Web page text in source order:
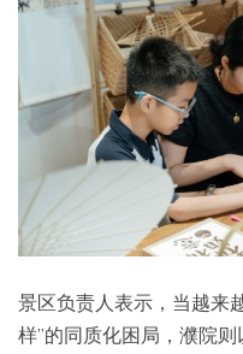
景区负责人表示，当越来
样”的同质化困局，濮院